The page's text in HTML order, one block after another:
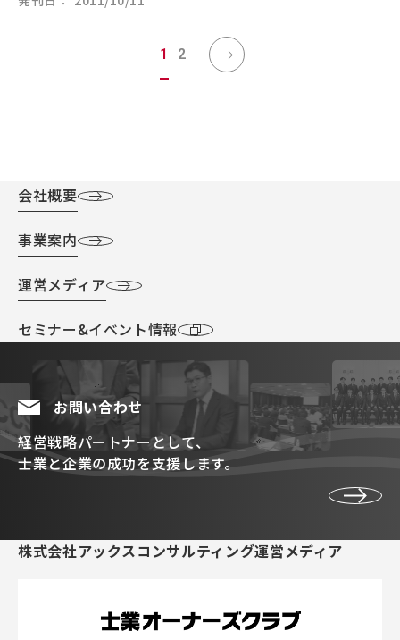
1 2
会社概要
事業案内
運営メディア
セミナー&イベント情報
お問い合わせ
経営戦略パートナーとして、
士業と企業の成功を支援します。
株式会社アックスコンサルティング運営メディア